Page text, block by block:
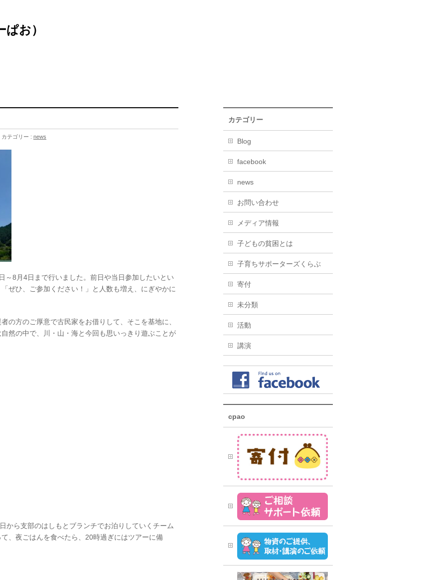
お）
カテゴリー : news
～8月4日まで行いました。前日や当日参加したいとい
ぜひ、ご参加ください！」と人数も増え、にぎやかに
の方のご厚意で古民家をお借りして、そこを基地に、
然の中で、川・山・海と今回も思いっきり遊ぶことが
から支部のはしもとブランチでお泊りしていくチーム
、夜ごはんを食べたら、20時過ぎにはツアーに備
カテゴリー
Blog
facebook
news
お問い合わせ
メディア情報
子どもの貧困とは
子育ちサポーターズくらぶ
寄付
未分類
活動
講演
cpao